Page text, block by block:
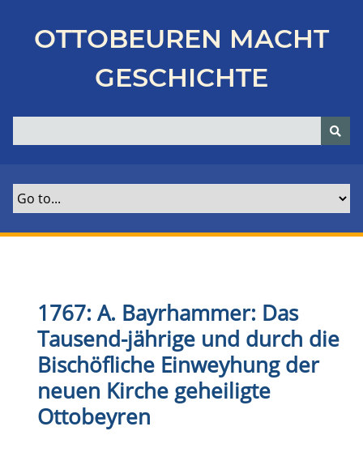
p
OTTOBEUREN MACHT
GESCHICHTE
1767: A. Bayrhammer: Das
Tausend-jährige und durch die
Bischöfliche Einweyhung der
neuen Kirche geheiligte
Ottobeyren